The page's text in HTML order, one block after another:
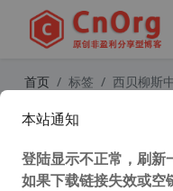
首页 标签 西贝柳斯
打
本站通知
登陆显示不正常，刷新
如果下载链接失效或空